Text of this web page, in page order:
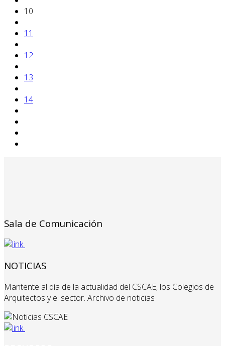
10
11
12
13
14
Sala de Comunicación
NOTICIAS
Mantente al día de la actualidad del CSCAE, los Colegios de
Arquitectos y el sector. Archivo de noticias